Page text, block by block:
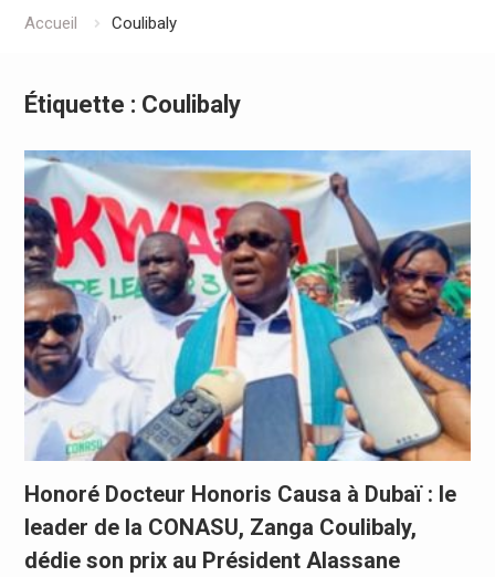
Accueil Coulibaly
Étiquette : Coulibaly
Honoré Docteur Honoris Causa à Dubaï : le
leader de la CONASU, Zanga Coulibaly,
dédie son prix au Président Alassane